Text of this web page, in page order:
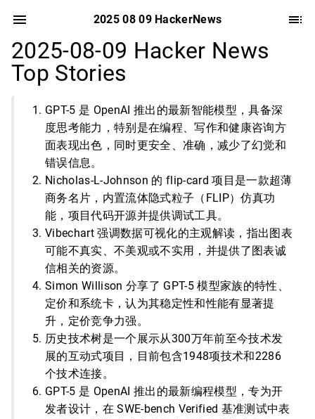
2025 08 09 HackerNews
2025-08-09 Hacker News
Top Stories
GPT-5 是 OpenAI 推出的最新智能模型，具备深
度思考能力，特别是在编程、写作和健康咨询方
面表现出色，同时更安全、准确，减少了幻觉和
错误信息。
Nicholas-L-Johnson 的 flip-card 项目是一款超薄
商务名片，内置流体隐式粒子（FLIP）仿真功
能，项目代码开源并提供调试工具。
Vibechart 强调数据可视化的主观解读，指出图表
可能不真实、不美观或不实用，并提供了图表诚
信相关的资源。
Simon Willison 分享了 GPT-5 模型家族的特性、
定价和系统卡，认为其稳定性和性能有显著提
升，定价竞争力强。
历史技术树是一个展示从300万年前至今技术发
展的互动式项目，目前包含1948项技术和2286
个技术连接。
GPT-5 是 OpenAI 推出的最新编程模型，专为开
发者设计，在 SWE-bench Verified 基准测试中表